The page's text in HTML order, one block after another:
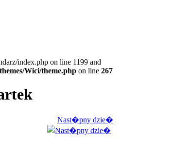
index.php on line 1199 and
Wici/theme.php on line 267
Nast�pny dzie�